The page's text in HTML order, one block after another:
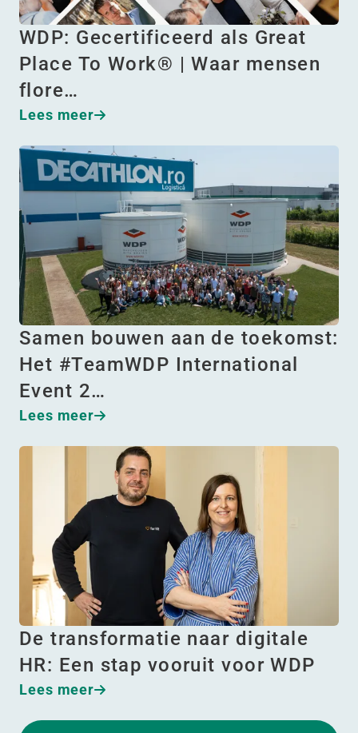
WDP: Gecertificeerd als Great
Place To Work® | Waar mensen
flore…
Lees meer
Samen bouwen aan de toekomst:
Het #TeamWDP International
Event 2…
Lees meer
De transformatie naar digitale
HR: Een stap vooruit voor WDP
Lees meer